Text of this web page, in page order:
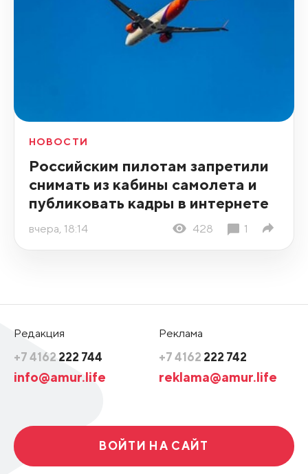
НОВОСТИ
Российским пилотам запретили
снимать из кабины самолета и
публиковать кадры в интернете
вчера, 18:14 428 1
Редакция
+7 4162 222 744
info@amur.life
Реклама
+7 4162 222 742
reklama@amur.life
ВОЙТИ НА САЙТ